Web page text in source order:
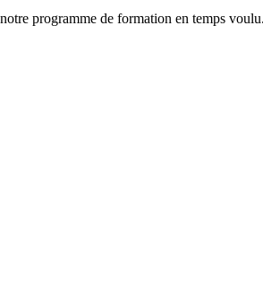
programme de formation en temps